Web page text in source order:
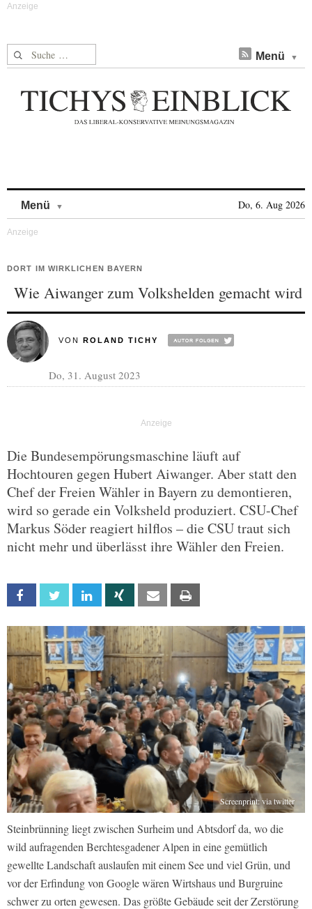
Suche nach: Menü
Menü Do, 6. Aug 2026
DORT IM WIRKLICHEN BAYERN
Wie Aiwanger zum Volkshelden gemacht wird
VON ROLAND TICHY
Do, 31. August 2023
Die Bundesempörungsmaschine läuft auf
Hochtouren gegen Hubert Aiwanger. Aber statt den
Chef der Freien Wähler in Bayern zu demontieren,
wird so gerade ein Volksheld produziert. CSU-Chef
Markus Söder reagiert hilflos – die CSU traut sich
nicht mehr und überlässt ihre Wähler den Freien.
Facebook Twitter Linkedin Xing Email
Screenprint: via twitter
Steinbrünning liegt zwischen Surheim und Abtsdorf da, wo die
wild aufragenden Berchtesgadener Alpen in eine gemütlich
gewellte Landschaft auslaufen mit einem See und viel Grün, und
vor der Erfindung von Google wären Wirtshaus und Burgruine
schwer zu orten gewesen. Das größte Gebäude seit der Zerstörung